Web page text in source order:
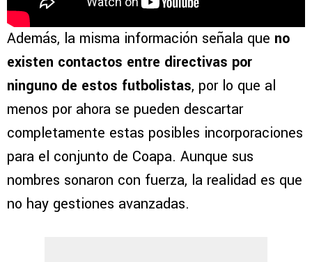
Además, la misma información señala que no
existen contactos entre directivas por
ninguno de estos futbolistas, por lo que al
menos por ahora se pueden descartar
completamente estas posibles incorporaciones
para el conjunto de Coapa. Aunque sus
nombres sonaron con fuerza, la realidad es que
no hay gestiones avanzadas.